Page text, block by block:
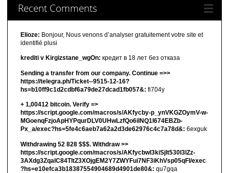
Recent Comments
Elioze: Bonjour, Nous venons d’analyser gratuitement votre site et
identifié plusi
krediti v Kirgizstane_wgOn: кредит в 18 лет без отказа
Sending a transfer from our company. Continue =>>
https://telegra.ph/Ticket--9515-12-16?
hs=b10ff9c1d2cdbf6a79de27dcad1fb057&: fi704y
+ 1,00412 bitсоin. Verify =>
https://script.google.com/macros/s/AKfycby-p_ynVKGZOymV-w-
MGoenqFzjoApHYPqurDLV0UHwLzfQo6ilNQ1l674EBZb-
Px_a/exec?hs=5fe4c6aeb7a62a2d3de62976c4c7a78d&: 6exguk
Withdrawing 52 828 $$$. Withdrаw >>
https://script.google.com/macros/s/AKfycbwl3kiSjlt530I3lZz-
3AXdg3ZqalC84TltZ3XOjgEM2Y7ZWYFui7NF3iKhVsp05qFl/exec
?hs=e10efca3b18387554904689d4901de80&: qu7gqa